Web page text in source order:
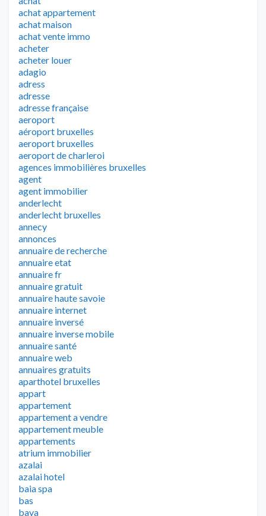
achat appartement
achat maison
achat vente immo
acheter
acheter louer
adagio
adress
adresse
adresse française
aeroport
aéroport bruxelles
aeroport bruxelles
aeroport de charleroi
agences immobilières bruxelles
agent
agent immobilier
anderlecht
anderlecht bruxelles
annecy
annonces
annuaire de recherche
annuaire etat
annuaire fr
annuaire gratuit
annuaire haute savoie
annuaire internet
annuaire inversé
annuaire inverse mobile
annuaire santé
annuaire web
annuaires gratuits
aparthotel bruxelles
appart
appartement
appartement a vendre
appartement meuble
appartements
atrium immobilier
azalai
azalai hotel
baia spa
bas
baya